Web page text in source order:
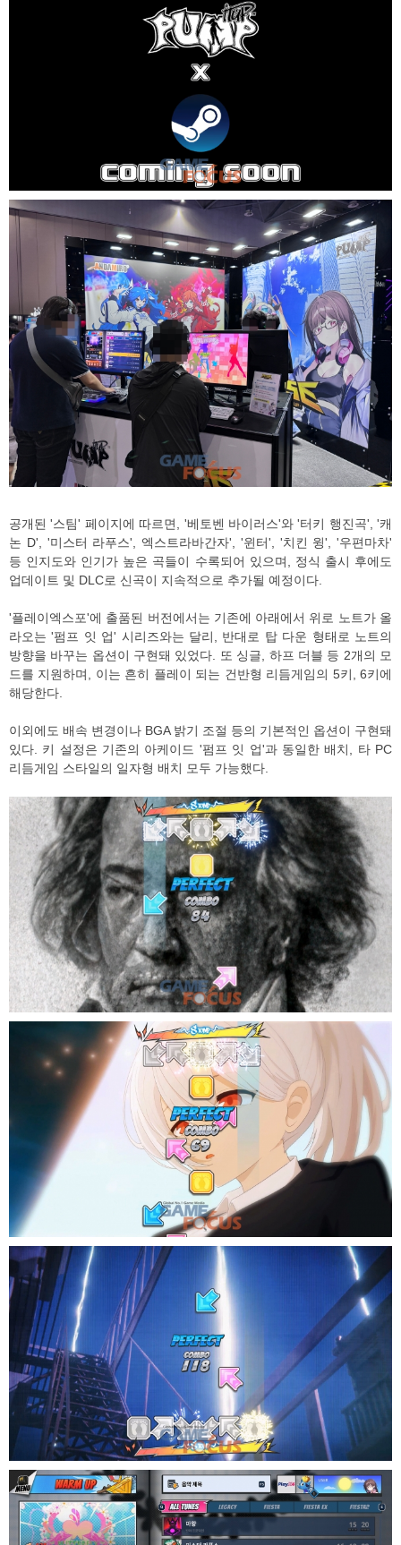
공개된 '스팀' 페이지에 따르면, '베토벤 바이러스'와 '터키 행진곡', '캐
논 D', '미스터 라푸스', 엑스트라바간자', '윈터', '치킨 윙', '우편마차'
등 인지도와 인기가 높은 곡들이 수록되어 있으며, 정식 출시 후에도
업데이트 및 DLC로 신곡이 지속적으로 추가될 예정이다.
'플레이엑스포'에 출품된 버전에서는 기존에 아래에서 위로 노트가 올
라오는 '펌프 잇 업' 시리즈와는 달리, 반대로 탑 다운 형태로 노트의
방향을 바꾸는 옵션이 구현돼 있었다. 또 싱글, 하프 더블 등 2개의 모
드를 지원하며, 이는 흔히 플레이 되는 건반형 리듬게임의 5키, 6키에
해당한다.
이외에도 배속 변경이나 BGA 밝기 조절 등의 기본적인 옵션이 구현돼
있다. 키 설정은 기존의 아케이드 '펌프 잇 업'과 동일한 배치, 타 PC
리듬게임 스타일의 일자형 배치 모두 가능했다.